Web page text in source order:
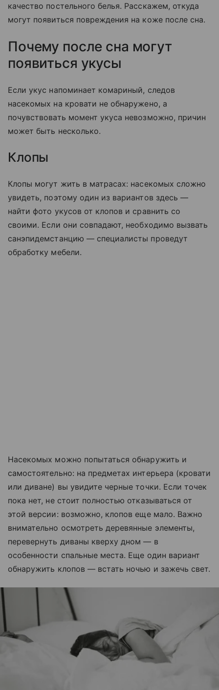
качество постельного белья. Расскажем, откуда
могут появиться повреждения на коже после сна.
Почему после сна могут
появиться укусы
Если укус напоминает комариный, следов
насекомых на кровати не обнаружено, а
почувствовать момент укуса невозможно, причин
может быть несколько.
Клопы
Клопы могут жить в матрасах: насекомых сложно
увидеть, поэтому один из вариантов здесь —
найти фото укусов от клопов и сравнить со
своими. Если они совпадают, необходимо вызвать
санэпидемстанцию — специалисты проведут
обработку мебели.
Насекомых можно попытаться обнаружить и
самостоятельно: на предметах интерьера (кровати
или диване) вы увидите черные точки. Если точек
пока нет, не стоит полностью отказываться от
этой версии: возможно, клопов еще мало. Важно
внимательно осмотреть деревянные элементы,
перевернуть диваны кверху дном — в
особенности спальные места. Еще один вариант
обнаружить клопов — встать ночью и зажечь свет.